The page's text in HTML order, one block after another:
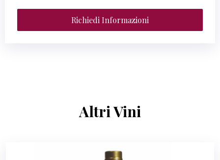
Richiedi Informazioni
Altri Vini